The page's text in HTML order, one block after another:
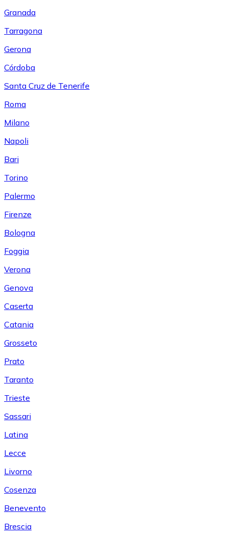
Granada
Tarragona
Gerona
Córdoba
Santa Cruz de Tenerife
Roma
Milano
Napoli
Bari
Torino
Palermo
Firenze
Bologna
Foggia
Verona
Genova
Caserta
Catania
Grosseto
Prato
Taranto
Trieste
Sassari
Latina
Lecce
Livorno
Cosenza
Benevento
Brescia